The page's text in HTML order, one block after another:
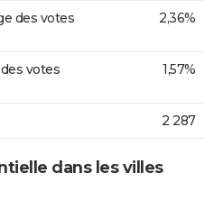
des votes
2,36%
votes
1,57%
2 287
dans les villes